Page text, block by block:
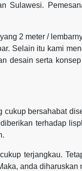
Sulawesi.
2 meter /
Selain itu kami
desain serta
bersahabat
terhadap
terjangkau.
anda